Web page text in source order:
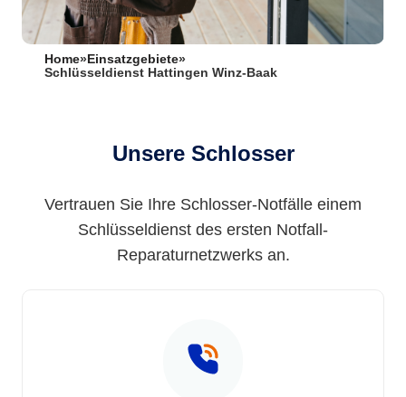
Home» Einsatzgebiete»
Schlüsseldienst Hattingen Winz-Baak
Unsere Schlosser
Vertrauen Sie Ihre Schlosser-Notfälle einem
Schlüsseldienst des ersten Notfall-
Reparaturnetzwerks an.